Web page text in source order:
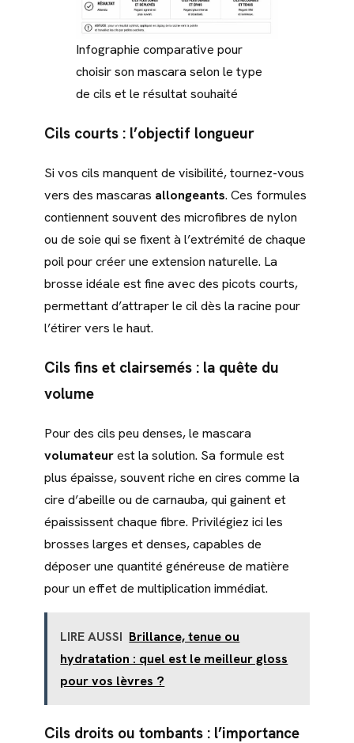
Infographie comparative pour
choisir son mascara selon le type
de cils et le résultat souhaité
Cils courts : l’objectif longueur
Si vos cils manquent de visibilité, tournez-vous
vers des mascaras allongeants. Ces formules
contiennent souvent des microfibres de nylon
ou de soie qui se fixent à l’extrémité de chaque
poil pour créer une extension naturelle. La
brosse idéale est fine avec des picots courts,
permettant d’attraper le cil dès la racine pour
l’étirer vers le haut.
Cils fins et clairsemés : la quête du
volume
Pour des cils peu denses, le mascara
volumateurest la solution. Sa formule est
plus épaisse, souvent riche en cires comme la
cire d’abeille ou de carnauba, qui gainent et
épaississent chaque fibre. Privilégiez ici les
brosses larges et denses, capables de
déposer une quantité généreuse de matière
pour un effet de multiplication immédiat.
LIRE AUSSI Brillance, tenue ou
hydratation : quel est le meilleur gloss
pour vos lèvres ?
Cils droits ou tombants : l’importance